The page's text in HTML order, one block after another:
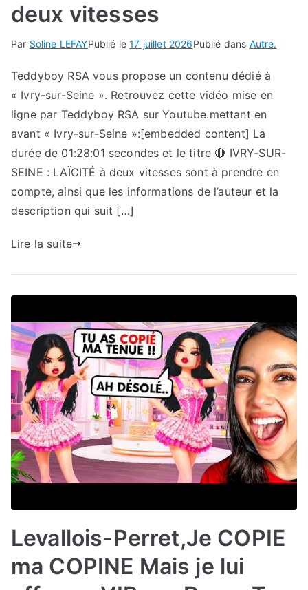
deux vitesses
Par Soline LEFAYPublié le17 juillet 2026Publié dans Autre.
Teddyboy RSA vous propose un contenu dédié à
« Ivry-sur-Seine ». Retrouvez cette vidéo mise en
ligne par Teddyboy RSA sur Youtube.mettant en
avant « Ivry-sur-Seine »:[embedded content] La
durée de 01:28:01 secondes et le titre 🔴 IVRY-SUR-
SEINE : LAÏCITÉ à deux vitesses sont à prendre en
compte, ainsi que les informations de l’auteur et la
description qui suit […]
Lire la suite
Levallois-Perret,Je COPIE
ma COPINE Mais je lui